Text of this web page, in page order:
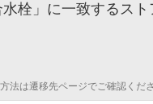
栓」に一致するスト
法は遷移先ページでご確認くださ